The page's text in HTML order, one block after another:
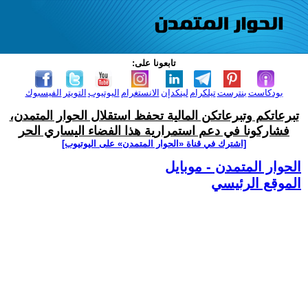
تابعونا على:
الفيسبوك التويتر اليوتيوب الانستغرام لينكدإن تيلكرامبنترست بودكاست
تبرعاتكم وتبرعاتكن المالية تحفظ استقلال الحوار المتمدن،
فشاركونا في دعم استمرارية هذا الفضاء اليساري الحر
[اشترك في قناة ‫«الحوار المتمدن» على اليوتيوب]
الحوار المتمدن - موبايل
الموقع الرئيسي